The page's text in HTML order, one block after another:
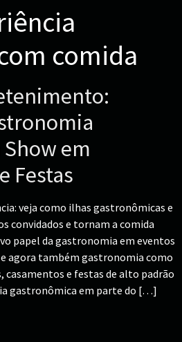
comida
em
Festas
veja como ilhas gastronômicas e
convidados e tornam a comida
papel da gastronomia em eventos
agora também gastronomia como
casamentos e festas de alto padrão
gastronômica em parte do […]